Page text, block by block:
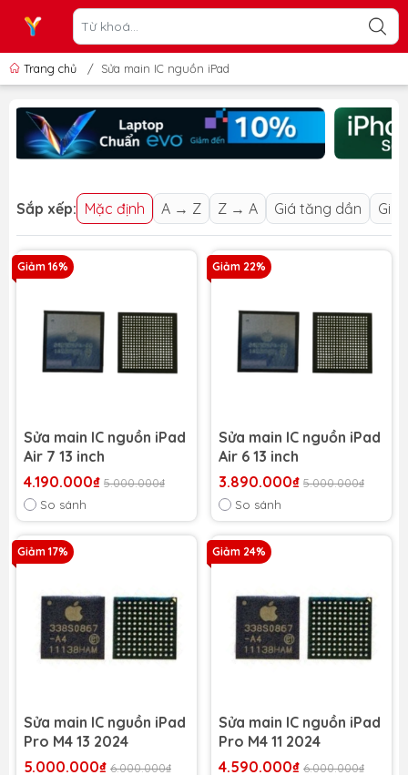
Trang chủ / Sửa main IC nguồn iPad
Sắp xếp: Mặc định A → Z Z → A Giá tăng dần Giá
Giảm 16%
Sửa main IC nguồn iPad
Air 7 13 inch
4.190.000₫ 5.000.000₫
So sánh
Giảm 22%
Sửa main IC nguồn iPad
Air 6 13 inch
3.890.000₫ 5.000.000₫
So sánh
Giảm 17%
Sửa main IC nguồn iPad
Pro M4 13 2024
5.000.000₫ 6.000.000₫
Giảm 24%
Sửa main IC nguồn iPad
Pro M4 11 2024
4.590.000₫ 6.000.000₫